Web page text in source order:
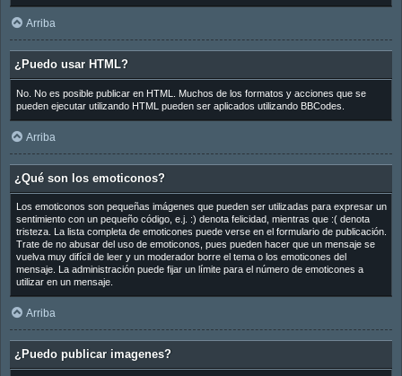
Arriba
¿Puedo usar HTML?
No. No es posible publicar en HTML. Muchos de los formatos y acciones que se
pueden ejecutar utilizando HTML pueden ser aplicados utilizando BBCodes.
Arriba
¿Qué son los emoticonos?
Los emoticonos son pequeñas imágenes que pueden ser utilizadas para expresar un
sentimiento con un pequeño código, e.j. :) denota felicidad, mientras que :( denota
tristeza. La lista completa de emoticones puede verse en el formulario de publicación.
Trate de no abusar del uso de emoticonos, pues pueden hacer que un mensaje se
vuelva muy difícil de leer y un moderador borre el tema o los emoticones del
mensaje. La administración puede fijar un límite para el número de emoticones a
utilizar en un mensaje.
Arriba
¿Puedo publicar imagenes?